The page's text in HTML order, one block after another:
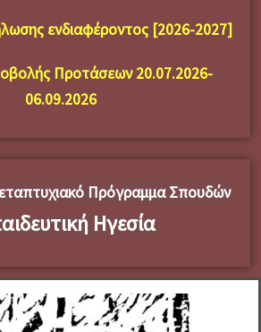
ενδιαφέροντος [2026-2027]
Προτάσεων 20.07.2026-
06.09.2026
Πρόγραμμα Σπουδών
Ηγεσία